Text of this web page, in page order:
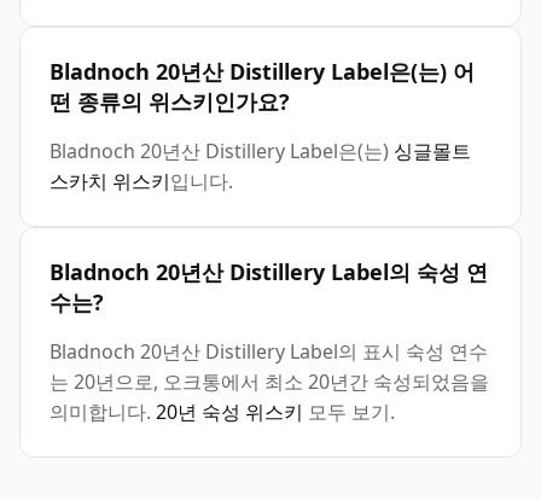
Bladnoch 20년산 Distillery Label은(는) 어
떤 종류의 위스키인가요?
Bladnoch 20년산 Distillery Label은(는) 싱글몰트
스카치 위스키입니다.
Bladnoch 20년산 Distillery Label의 숙성 연
수는?
Bladnoch 20년산 Distillery Label의 표시 숙성 연수
는 20년으로, 오크통에서 최소 20년간 숙성되었음을
의미합니다. 20년 숙성 위스키 모두 보기.